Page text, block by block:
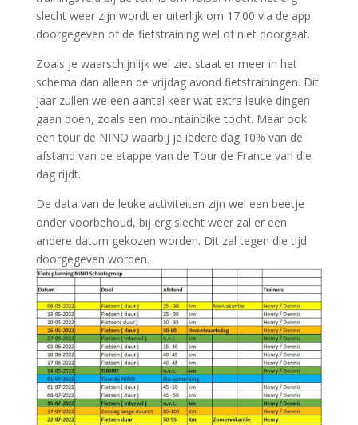
slecht weer zijn wordt er uiterlijk om 17:00 via de app
doorgegeven of de fietstraining wel of niet doorgaat.
Zoals je waarschijnlijk wel ziet staat er meer in het
schema dan alleen de vrijdag avond fietstrainingen. Dit
jaar zullen we een aantal keer wat extra leuke dingen
gaan doen, zoals een mountainbike tocht. Maar ook
een tour de NINO waarbij je iedere dag 10% van de
afstand van de etappe van de Tour de France van die
dag rijdt.
De data van de leuke activiteiten zijn wel een beetje
onder voorbehoud, bij erg slecht weer zal er een
andere datum gekozen worden. Dit zal tegen die tijd
doorgegeven worden.